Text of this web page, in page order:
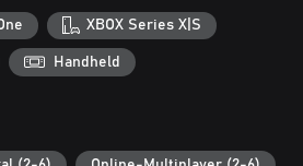
XBOX Series X|S
Handheld